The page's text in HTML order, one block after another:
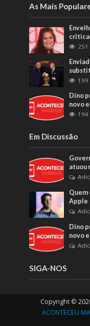
As Mais
251
199
Dino
novo
194
Em Discussão
atuou
Quem
Apple
Dino
novo
SIGA-NOS
Copyright ©
ACONTECEU